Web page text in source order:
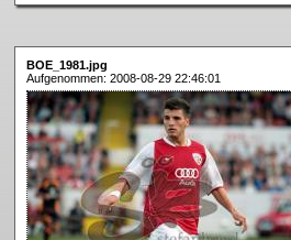
BOE_1981.jpg
Aufgenommen: 2008-08-29 22:46:01